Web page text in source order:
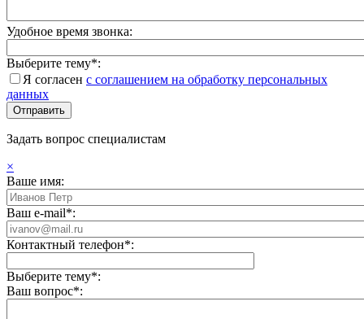
Удобное время звонка:
Выберите тему*:
Я согласен с соглашением на обработку персональных
данных
Задать вопрос специалистам
×
Ваше имя:
Ваш e-mail*:
Контактный телефон*:
Выберите тему*:
Ваш вопрос*: